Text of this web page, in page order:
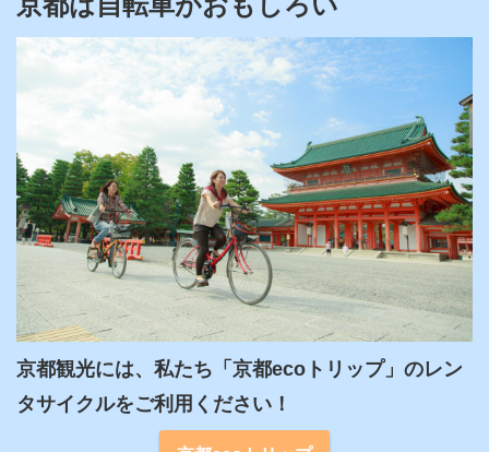
京都観光には、私たち「京都ecoトリップ」のレン
タサイクルをご利用ください！